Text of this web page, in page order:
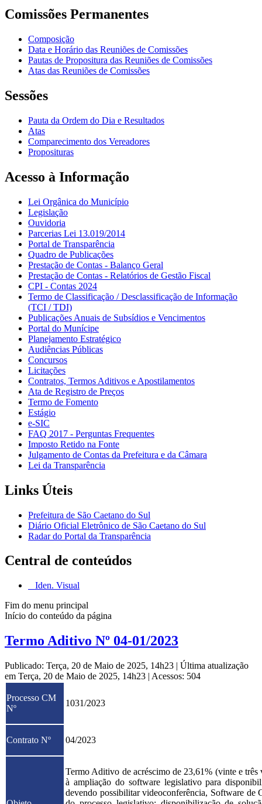
Comissões Permanentes
Composição
Data e Horário das Reuniões de Comissões
Pautas de Propositura das Reuniões de Comissões
Atas das Reuniões de Comissões
Sessões
Pauta da Ordem do Dia e Resultados
Atas
Comparecimento dos Vereadores
Proposituras
Acesso à Informação
Lei Orgânica do Município
Legislação
Ouvidoria
Parcerias Lei 13.019/2014
Portal de Transparência
Quadro de Publicações
Prestação de Contas - Balanço Geral
Prestação de Contas - Relatórios de Gestão Fiscal
CPI - Contas 2024
Termo de Classificação / Desclassificação de Informação
(TCI / TDI)
Publicações Anuais de Subsídios e Vencimentos
Portal do Munícipe
Planejamento Estratégico
Audiências Públicas
Concursos
Licitações
Contratos, Termos Aditivos e Apostilamentos
Ata de Registro de Preços
Termo de Fomento
Estágio
e-SIC
FAQ 2017 - Perguntas Frequentes
Imposto Retido na Fonte
Julgamento de Contas da Prefeitura e da Câmara
Lei da Transparência
Links Úteis
Prefeitura de São Caetano do Sul
Diário Oficial Eletrônico de São Caetano do Sul
Radar do Portal da Transparência
Central de conteúdos
Iden. Visual
Fim do menu principal
Início do conteúdo da página
Termo Aditivo Nº 04-01/2023
Publicado: Terça, 20 de Maio de 2025, 14h23 | Última atualização
em Terça, 20 de Maio de 2025, 14h23 | Acessos: 504
Processo CM
Nº
1031/2023
Contrato Nº 04/2023
Termo Aditivo de acréscimo de 23,61% (vinte e
à ampliação do software legislativo para
devendo possibilitar videoconferência, Software de